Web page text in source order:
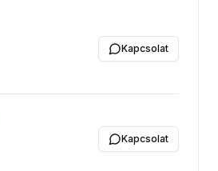
Kapcsolat
Kapcsolat